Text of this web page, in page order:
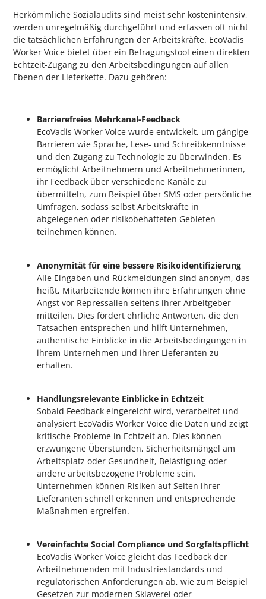
Herkömmliche Sozialaudits sind meist sehr kostenintensiv,
werden unregelmäßig durchgeführt und erfassen oft nicht
die tatsächlichen Erfahrungen der Arbeitskräfte. EcoVadis
Worker Voice bietet über ein Befragungstool einen direkten
Echtzeit-Zugang zu den Arbeitsbedingungen auf allen
Ebenen der Lieferkette. Dazu gehören:
Barrierefreies Mehrkanal-Feedback
EcoVadis Worker Voice wurde entwickelt, um gängige
Barrieren wie Sprache, Lese- und Schreibkenntnisse
und den Zugang zu Technologie zu überwinden. Es
ermöglicht Arbeitnehmern und Arbeitnehmerinnen,
ihr Feedback über verschiedene Kanäle zu
übermitteln, zum Beispiel über SMS oder persönliche
Umfragen, sodass selbst Arbeitskräfte in
abgelegenen oder risikobehafteten Gebieten
teilnehmen können.
Anonymität für eine bessere Risikoidentifizierung
Alle Eingaben und Rückmeldungen sind anonym, das
heißt, Mitarbeitende können ihre Erfahrungen ohne
Angst vor Repressalien seitens ihrer Arbeitgeber
mitteilen. Dies fördert ehrliche Antworten, die den
Tatsachen entsprechen und hilft Unternehmen,
authentische Einblicke in die Arbeitsbedingungen in
ihrem Unternehmen und ihrer Lieferanten zu
erhalten.
Handlungsrelevante Einblicke in Echtzeit
Sobald Feedback eingereicht wird, verarbeitet und
analysiert EcoVadis Worker Voice die Daten und zeigt
kritische Probleme in Echtzeit an. Dies können
erzwungene Überstunden, Sicherheitsmängel am
Arbeitsplatz oder Gesundheit, Belästigung oder
andere arbeitsbezogene Probleme sein.
Unternehmen können Risiken auf Seiten ihrer
Lieferanten schnell erkennen und entsprechende
Maßnahmen ergreifen.
Vereinfachte Social Compliance und Sorgfaltspflicht
EcoVadis Worker Voice gleicht das Feedback der
Arbeitnehmenden mit Industriestandards und
regulatorischen Anforderungen ab, wie zum Beispiel
Gesetzen zur modernen Sklaverei oder